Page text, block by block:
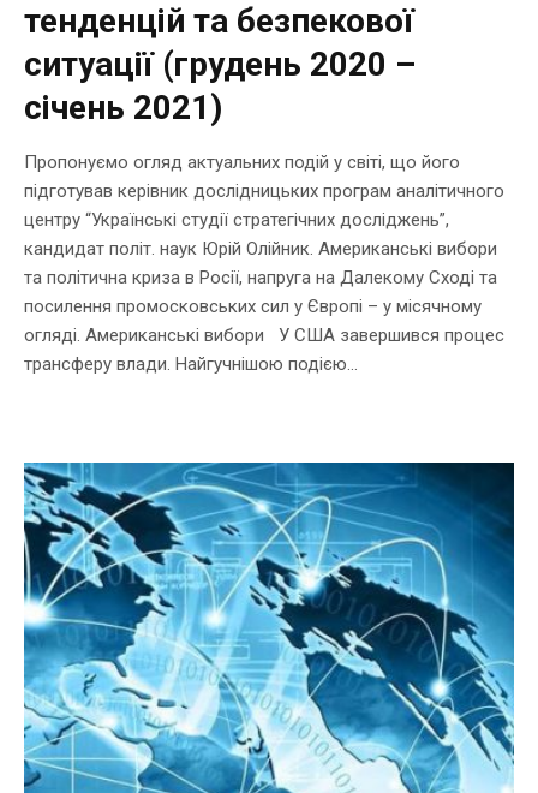
тенденцій та безпекової
ситуації (грудень 2020 –
січень 2021)
Пропонуємо огляд актуальних подій у світі, що його
підготував керівник дослідницьких програм аналітичного
центру “Українські студії стратегічних досліджень”,
кандидат політ. наук Юрій Олійник. Американські вибори
та політична криза в Росії, напруга на Далекому Сході та
посилення промосковських сил у Європі – у місячному
огляді. Американські вибори У США завершився процес
трансферу влади. Найгучнішою подією...